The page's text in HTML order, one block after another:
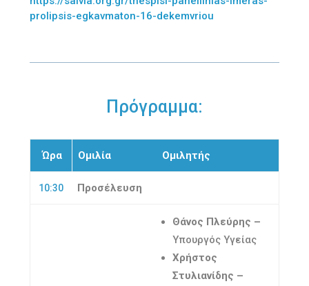
prolipsis-egkavmaton-16-dekemvriou
Πρόγραμμα:
Ώρα Ομιλία Ομιλητής
10:30 Προσέλευση
Θάνος Πλεύρης –
Υπουργός Υγείας
Χρήστος
Στυλιανίδης –